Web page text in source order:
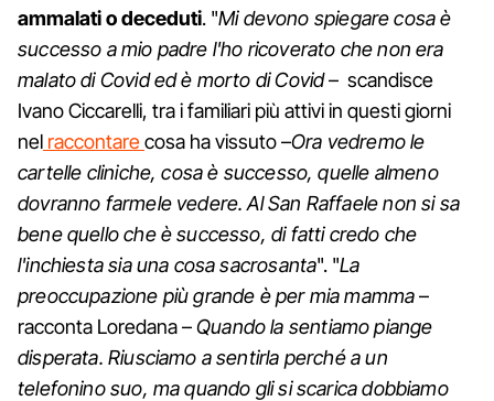
ammalati o deceduti. "Mi devono spiegare cosa è
successo a mio padre l'ho ricoverato che non era
malato di Covid ed è morto di Covid– scandisce
Ivano Ciccarelli, tra i familiari più attivi in questi giorni
nel raccontarecosa ha vissuto –Ora vedremo le
cartelle cliniche, cosa è successo, quelle almeno
dovranno farmele vedere. Al San Raffaele non si sa
bene quello che è successo, di fatti credo che
l'inchiesta sia una cosa sacrosanta". "La
preoccupazione più grande è per mia mamma–
racconta Loredana –Quando la sentiamo piange
disperata. Riusciamo a sentirla perché a un
telefonino suo, ma quando gli si scarica dobbiamo